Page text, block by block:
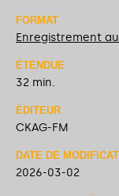
FORMAT
Enregistrement
ÉTENDUE
32 min.
ÉDITEUR
CKAG-FM
DATE DE
2026-03-02